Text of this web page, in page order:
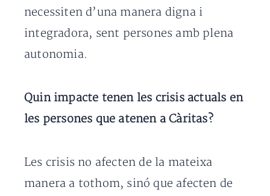
necessiten d’una manera digna i
integradora, sent persones amb plena
autonomia.
Quin impacte tenen les crisis actuals en
les persones que atenen a Càritas?
Les crisis no afecten de la mateixa
manera a tothom, sinó que afecten de